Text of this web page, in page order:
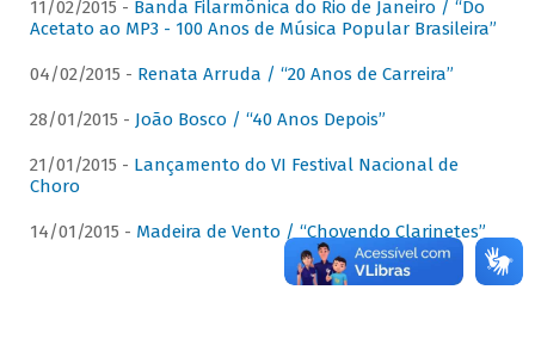
11/02/2015 - Banda Filarmônica do Rio de Janeiro / “Do
Acetato ao MP3 - 100 Anos de Música Popular Brasileira”
04/02/2015 - Renata Arruda / “20 Anos de Carreira”
28/01/2015 - João Bosco / “40 Anos Depois”
21/01/2015 - Lançamento do VI Festival Nacional de
Choro
14/01/2015 - Madeira de Vento / “Chovendo Clarinetes”